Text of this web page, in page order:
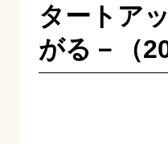
タートア
がる－（